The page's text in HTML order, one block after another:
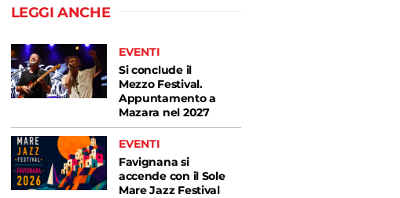
LEGGI ANCHE
EVENTI
Si conclude il
Mezzo Festival.
Appuntamento a
Mazara nel 2027
EVENTI
Favignana si
accende con il Sole
Mare Jazz Festival